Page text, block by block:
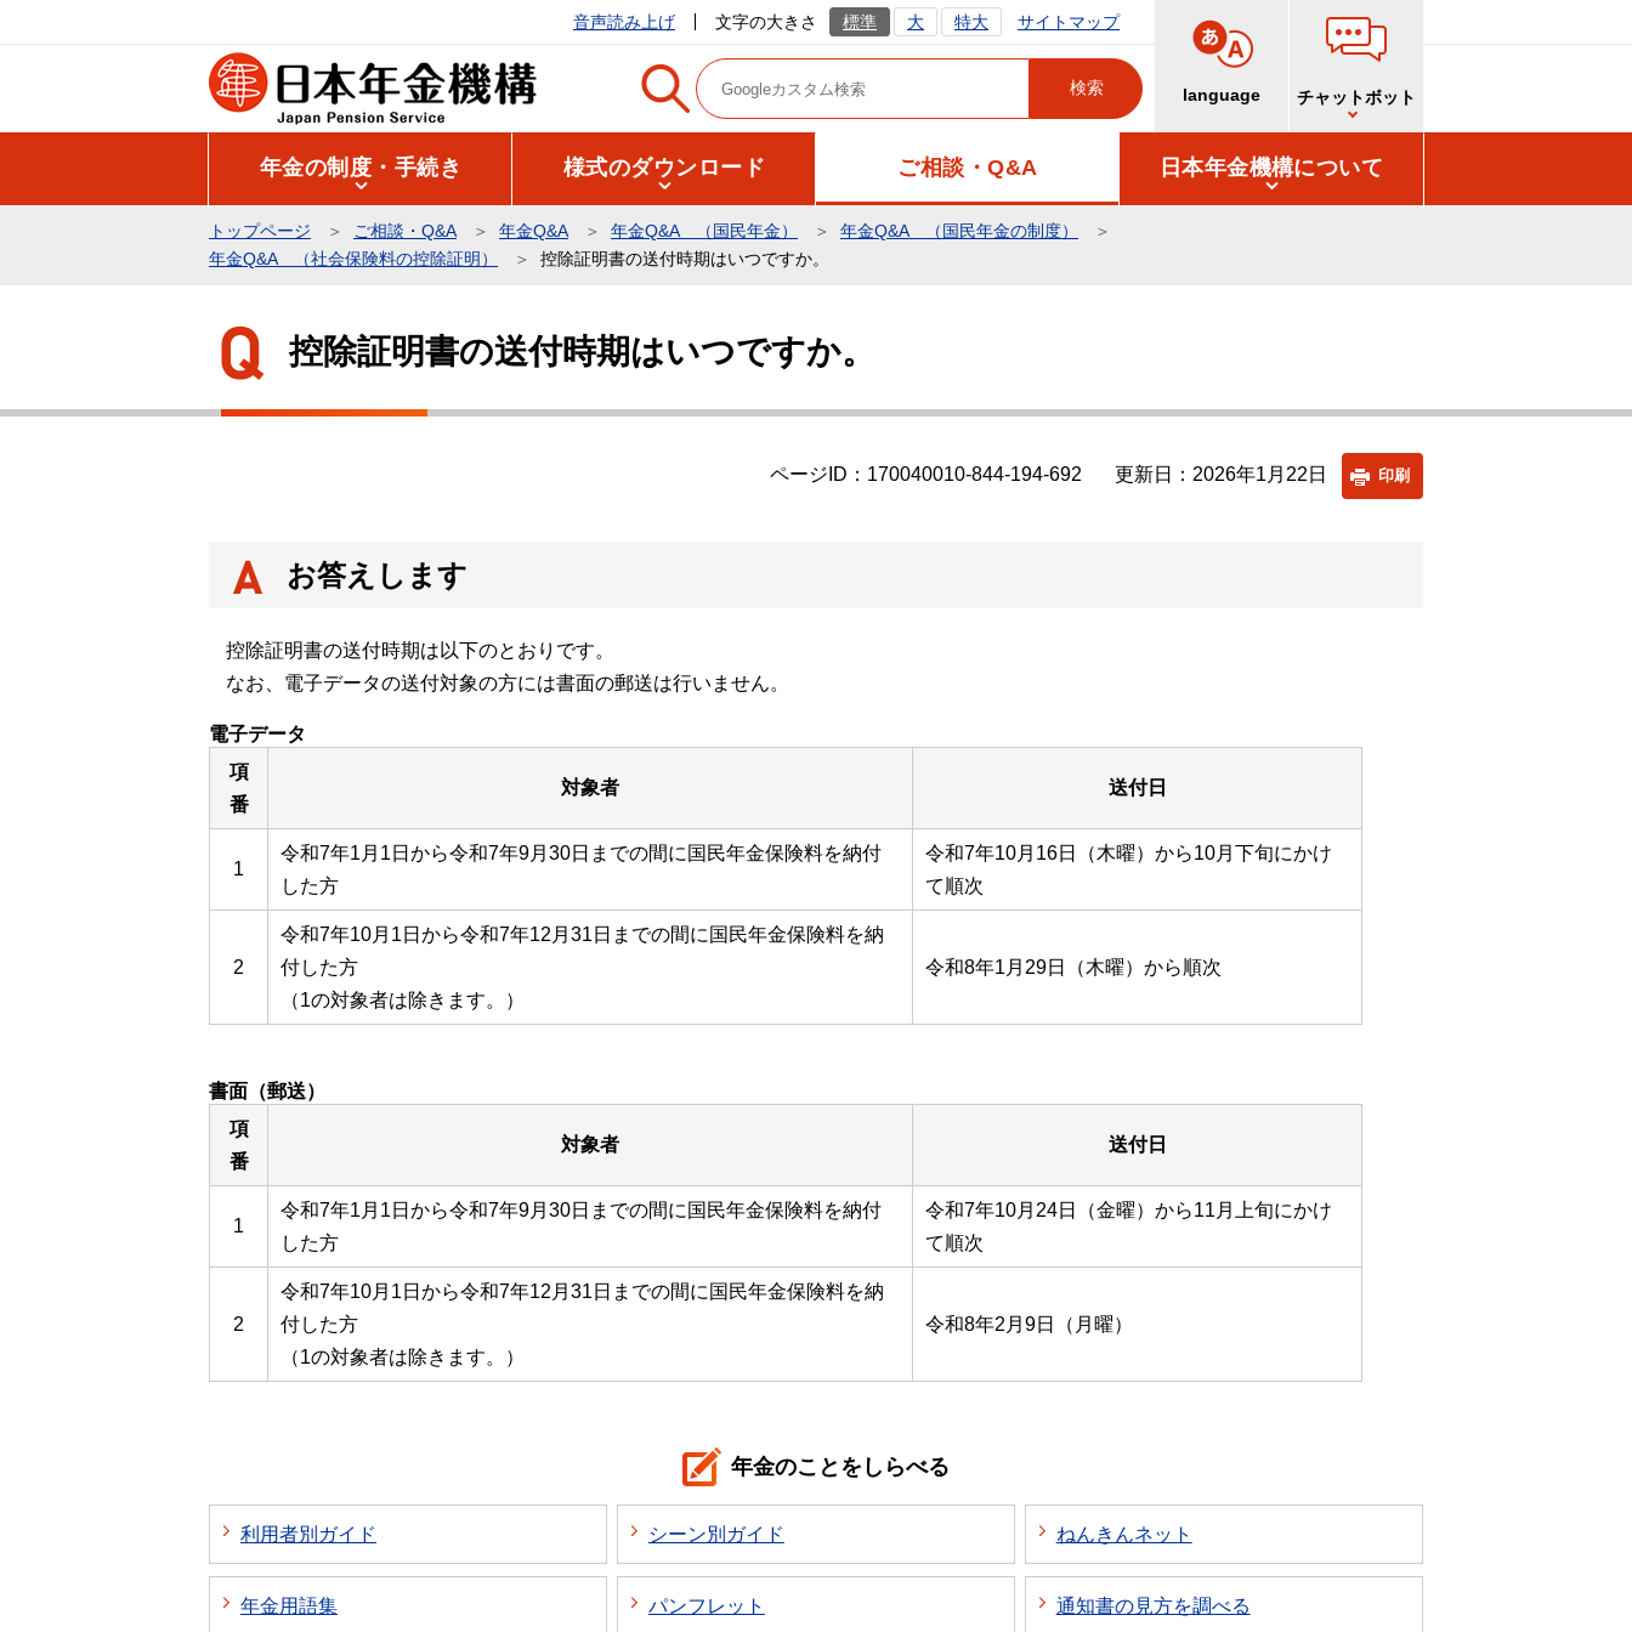
の
音声読み上げ 文字の大きさ 標準 大 特大 サイトマップ
language チャットボット
年金の制度・手続き 様式のダウンロード ご相談・Q&A 日本年金機構について
トップページ ご相談・Q&A 年金Q&A 年金Q&A （国民年金）
年金Q&A （国民年金の制度）
年金Q&A （社会保険料の控除証明）
控除証明書の送付時期はいつですか。
控除証明書の送付時期はいつですか。
ページID：170040010-844-194-692 更新日：2026年1月22日 印刷
お答えします
控除証明書の送付時期は以下のとおりです。
なお、電子データの送付対象の方には書面の郵送は行いません。
電子データ
項
番
対象者 送付日
1
令和7年1月1日から令和7年9月30日までの間に国民年金保険料を納付
した方
令和7年10月16日（木曜）から10月下旬にかけ
て順次
2
令和7年10月1日から令和7年12月31日までの間に国民年金保険料を納
付した方
（1の対象者は除きます。）
令和8年1月29日（木曜）から順次
書面（郵送）
項
番
対象者 送付日
1
令和7年1月1日から令和7年9月30日までの間に国民年金保険料を納付
した方
令和7年10月24日（金曜）から11月上旬にかけ
て順次
2
令和7年10月1日から令和7年12月31日までの間に国民年金保険料を納
付した方
（1の対象者は除きます。）
令和8年2月9日（月曜）
年金のことをしらべる
利用者別ガイド シーン別ガイド ねんきんネット
年金用語集 パンフレット 通知書の見方を調べる